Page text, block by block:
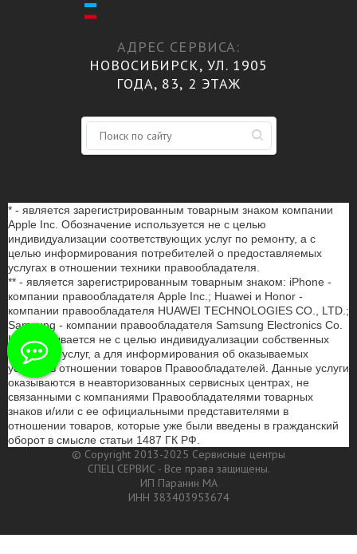
АДРЕС СЕРВИСА:
НОВОСИБИРСК, УЛ. 1905
ГОДА, 83, 2 ЭТАЖ
* - является зарегистрированным товарным знаком компании
Apple Inc. Обозначение используется не с целью
индивидуализации соответствующих услуг по ремонту, а с
целью информирования потребителей о предоставляемых
услугах в отношении техники правообладателя.
** - является зарегистрированным товарным знаком: iPhone -
компании правообладателя Apple Inc.; Huawei и Honor -
компании правообладателя HUAWEI TECHNOLOGIES CO., LTD.;
Samsung - компании правообладателя Samsung Electronics Co.
Ltd. Указывается не с целью индивидуализации собственных
товаров и услуг, а для информирования об оказываемых
услугах в отношении товаров Правообладателей. Данные услуги
оказываются в неавторизованных сервисных центрах, не
связанными с компаниями Правообладателями товарных
знаков и/или с ее официальными представителями в
отношении товаров, которые уже были введены в гражданский
оборот в смысле статьи 1487 ГК РФ.
© Copyright 2013-2025 Сервисные центры
СПЕЦ СЕРВИС - Все права защищены.
ИП Паранин МА
ИНН 383403953674